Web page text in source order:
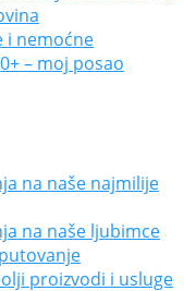
i nemoćne
– moj posao
na naše najmilije
na naše ljubimce
proizvodi i usluge